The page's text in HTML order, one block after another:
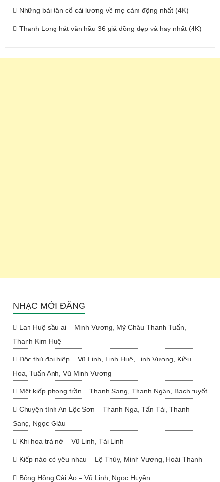
Những bài tân cổ cải lương về mẹ cảm động nhất (4K)
Thanh Long hát văn hầu 36 giá đồng đẹp và hay nhất (4K)
NHẠC MỚI ĐĂNG
Lan Huệ sầu ai – Minh Vương, Mỹ Châu Thanh Tuấn,
Thanh Kim Huệ
Độc thủ đại hiệp – Vũ Linh, Linh Huệ, Linh Vương, Kiều
Hoa, Tuấn Anh, Vũ Minh Vương
Một kiếp phong trần – Thanh Sang, Thanh Ngân, Bạch tuyết
Chuyện tình An Lộc Sơn – Thanh Nga, Tấn Tài, Thanh
Sang, Ngọc Giàu
Khi hoa trà nở – Vũ Linh, Tài Linh
Kiếp nào có yêu nhau – Lệ Thủy, Minh Vương, Hoài Thanh
Bông Hồng Cài Áo – Vũ Linh, Ngọc Huyền